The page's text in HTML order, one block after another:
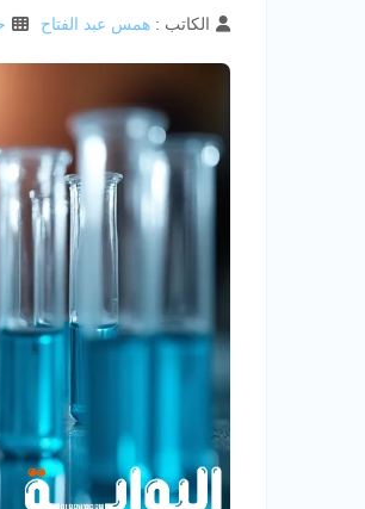
الكاتب : همس عبد الفتاح